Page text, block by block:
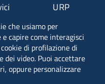
che usiamo per
capire come interagisci
di profilazione di
dei video. Puoi accettare
oppure personalizzare
- Trieste, Italia -
URP